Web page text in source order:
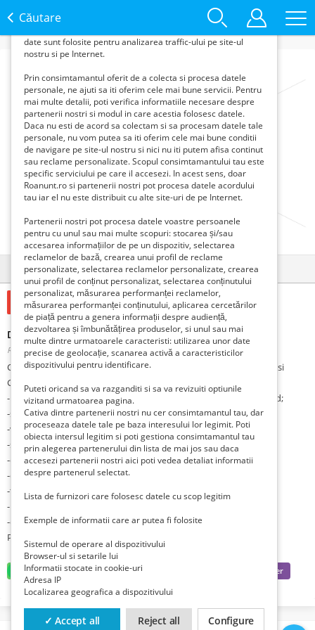
Căutare
Detalii Contact
1600 Euro €
Depozit de ciuperci in Germania
Romania, Hunedoara, Hunedoara, Publicat 1 lună zi în urmă
Centru plasare forta de munca pentru locuri de munca in Austria si
Germania ofera:
-pentru orasele: Frankfurt, Stutgard, Hamburg, Liepzig, Dortmund;
-sortat in depozite/hale ciuperci pentru supermarket-uri;
-varsta maxim 58 ani;
-salariul de la 1600-1800 euro;
-cazare asigurata cu WI-FI, 1/ 2 persoane/camera;
-contracte de munca pe 2,3 sau 6 luni cu prelungire;
-transport organizat;
-mancare sau bani de mancare;
-de sarbatori se poate veni in tara.
Pentru detalii ne puteti contacta la 0754765149 sau 0747566657
oferi content si reclame personalizate in
functie de interesele si nevoile tale. De asemenea, aceste
date sunt folosite pentru analizarea traffic-ului pe site-ul
nostru si pe Internet.
Prin consimtamantul oferit de a colecta si procesa datele
personale, ne ajuti sa iti oferim cele mai bune servicii. Pentru
mai multe detalii, poti verifica informatiile necesare despre
partenerii nostri si modul in care acestia folosesc datele.
Daca nu esti de acord sa colectam si sa procesam datele tale
personale, nu vom putea sa iti oferim cele mai bune conditii
de navigare pe site-ul nostru si nici nu iti putem afisa continut
sau reclame personalizate. Scopul consimtamantului tau este
specific serviciului pe care il accesezi. In acest sens, doar
Roanunt.ro si partenerii nostri pot procesa datele acordului
tau iar el nu este distribuit cu alte site-uri de pe Internet.
Partenerii nostri pot procesa datele voastre persoanele
pentru cu unul sau mai multe scopuri: stocarea și/sau
accesarea informațiilor de pe un dispozitiv, selectarea
reclamelor de bază, crearea unui profil de reclame
personalizate, selectarea reclamelor personalizate, crearea
unui profil de conținut personalizat, selectarea conținutului
personalizat, măsurarea performanței reclamelor,
măsurarea performanței conținutului, aplicarea cercetărilor
de piață pentru a genera informații despre audiență,
dezvoltarea și îmbunătățirea produselor, si unul sau mai
multe dintre urmatoarele caracteristi: utilizarea unor date
precise de geolocație, scanarea activă a caracteristicilor
dispozitivului pentru identificare.
Puteti oricand sa va razganditi si sa va revizuiti optiunile
vizitand urmatoarea pagina.
Cativa dintre partenerii nostri nu cer consimtamantul tau, dar
proceseaza datele tale pe baza interesului lor legimit. Poti
obiecta intersul legitim si poti gestiona consimtamantul tau
prin alegerea partenerului din lista de mai jos sau daca
accesezi partenerii nostri aici poti vedea detaliat informatii
despre partenerul selectat.
Lista de furnizori care folosesc datele cu scop legitim
Exemple de informatii care ar putea fi folosite
Sistemul de operare al dispozitivului
Browser-ul si setarile lui
Informatii stocate in cookie-uri
Adresa IP
Localizarea geografica a dispozitivului
✓ Accept all Reject all Configure